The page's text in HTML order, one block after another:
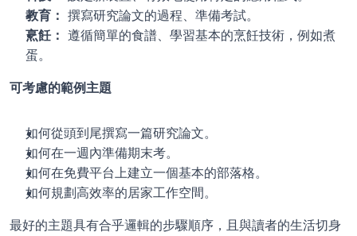
教育： 撰寫研究論文的過程、準備考試。
烹飪： 遵循簡單的食譜、學習基本的烹飪技術，例如煮
蛋。
可考慮的範例主題
如何從頭到尾撰寫一篇研究論文。
如何在一週內準備期末考。
如何在免費平台上建立一個基本的部落格。
如何規劃高效率的居家工作空間。
最好的主題具有合乎邏輯的步驟順序，且與讀者的生活切身